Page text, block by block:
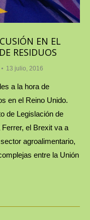
EN EL
RESIDUOS
13 julio, 2016
a la hora de
en el Reino Unido.
de Legislación de
el Brexit va a
agroalimentario,
entre la Unión